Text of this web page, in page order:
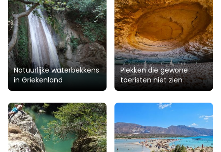
Natuurlijke waterbekkens
in Griekenland
Plekken die gewone
toeristen niet zien